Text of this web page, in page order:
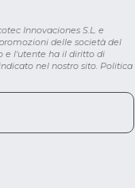
Innovaciones S.L. e
delle società del
e l'utente ha il diritto di
nel nostro sito. Politica